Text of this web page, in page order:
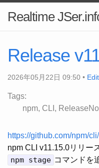
Realtime
Release
2026年05月22日 09:50 •
Tags:
npm CLI
https://github.com/npm/
npm CLI v11.15.0リリー
npm stage コマンドを